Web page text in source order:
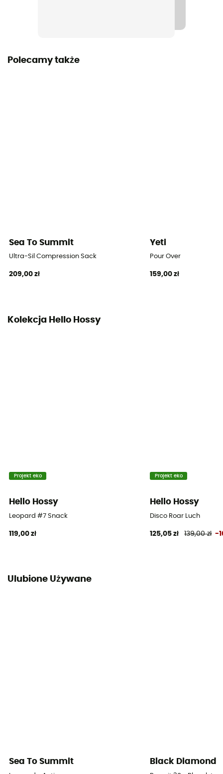
Polecamy także
Sea To Summit
Ultra-Sil Compression Sack
209,00 zł
Yeti
Pour Over
159,00 zł
Kolekcja Hello Hossy
Projekt eko
Hello Hossy
Leopard #7 Snack
119,00 zł
Projekt eko
Hello Hossy
Disco Roar Luch
125,05 zł 139,00 zł -
Ulubione Używane
Sea To Summit Black Diamond